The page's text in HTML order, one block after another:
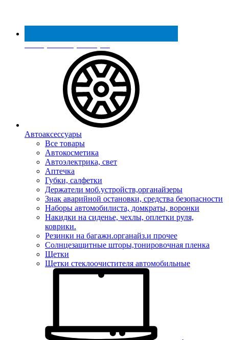
Реестр МинПромТорга
Автоаксессуары
Все товары
Автокосметика
Автоэлектрика, свет
Аптечка
Губки, салфетки
Держатели моб.устройств,органайзеры
Знак аварийной остановки, средства безопасности
Наборы автомобилиста, домкраты, воронки
Накидки на сиденье, чехлы, оплетки руля,
коврики.
Резинки на багажн.органайз.и прочее
Солнцезащитные шторы,тонировочная пленка
Щетки
Щетки стеклоочистителя автомобильные